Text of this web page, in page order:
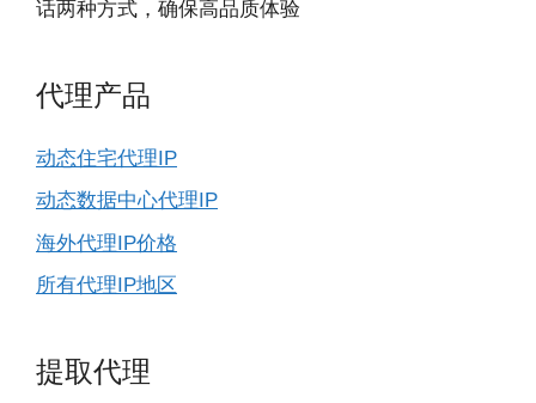
话两种方式，确保高品质体验
代理产品
动态住宅代理IP
动态数据中心代理IP
海外代理IP价格
所有代理IP地区
提取代理